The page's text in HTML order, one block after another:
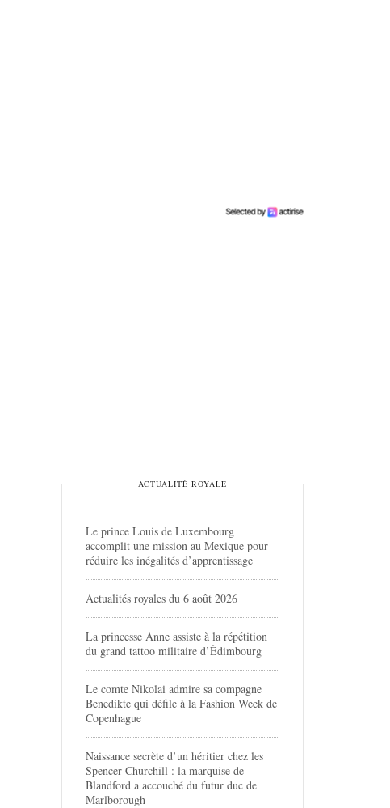
ACTUALITÉ ROYALE
Le prince Louis de Luxembourg
accomplit une mission au Mexique pour
réduire les inégalités d’apprentissage
Actualités royales du 6 août 2026
La princesse Anne assiste à la répétition
du grand tattoo militaire d’Édimbourg
Le comte Nikolai admire sa compagne
Benedikte qui défile à la Fashion Week de
Copenhague
Naissance secrète d’un héritier chez les
Spencer-Churchill : la marquise de
Blandford a accouché du futur duc de
Marlborough